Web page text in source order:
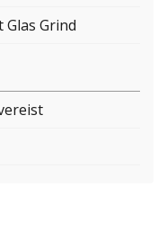
Glas Grind